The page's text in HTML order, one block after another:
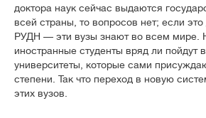
доктора наук сейчас выдаются
всей страны, то вопросов нет; если
РУДН — эти вузы знают во всем мире.
иностранные студенты вряд ли пойдут
университеты, которые сами
степени. Так что переход в новую
этих вузов.